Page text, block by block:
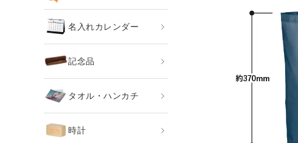
名入れカレンダー
記念品
タオル・ハンカチ
時計